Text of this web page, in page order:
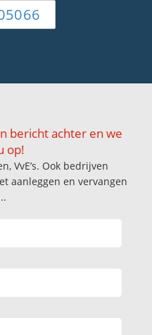
bericht achter en we
op!
VvE’s. Ook bedrijven
aanleggen en vervangen